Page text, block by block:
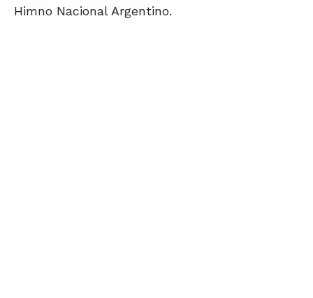
Himno Nacional Argentino.